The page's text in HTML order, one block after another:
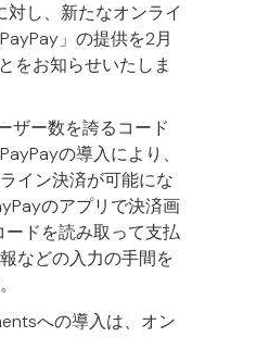
し、新たなオンライ
」の提供を2月
をお知らせいたしま
ー数を誇るコード
の導入により、
イン決済が可能にな
のアプリで決済画
ードを読み取って支払
などの入力の手間を
への導入は、オン